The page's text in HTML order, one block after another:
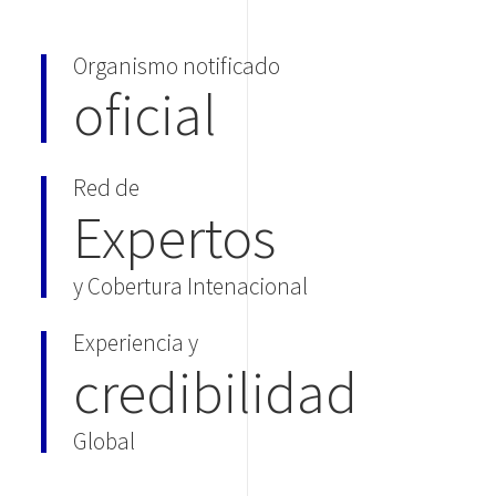
Organismo notificado
oficial
Red de
Expertos
y Cobertura Intenacional
Experiencia y
credibilidad
Global